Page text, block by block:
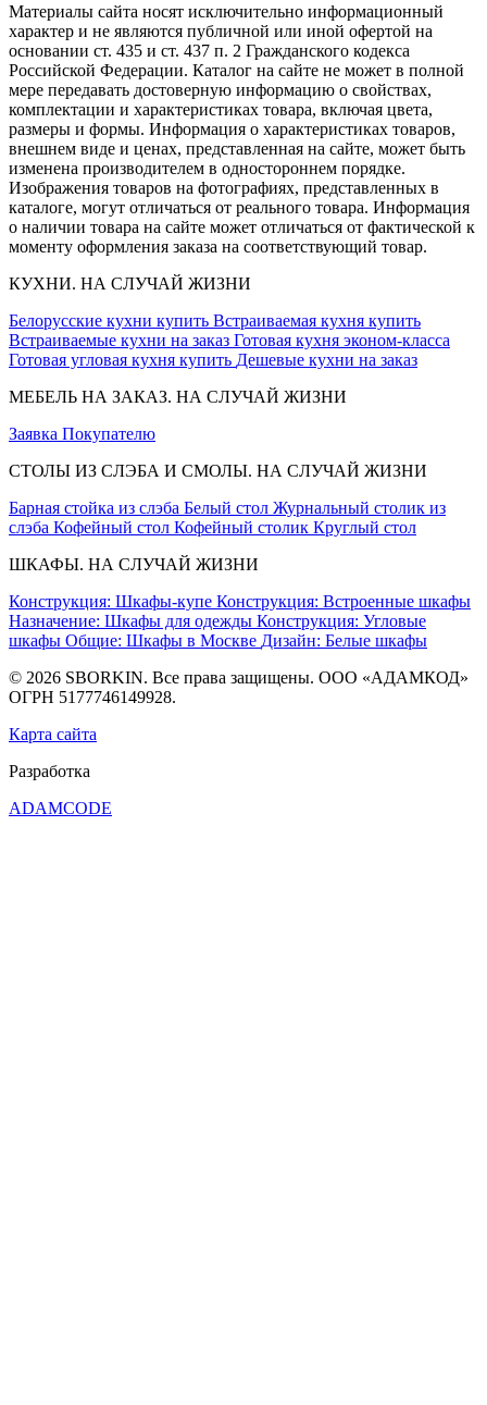
Материалы сайта носят исключительно информационный
характер и не являются публичной или иной офертой на
основании ст. 435 и ст. 437 п. 2 Гражданского кодекса
Российской Федерации. Каталог на сайте не может в полной
мере передавать достоверную информацию о свойствах,
комплектации и характеристиках товара, включая цвета,
размеры и формы. Информация о характеристиках товаров,
внешнем виде и ценах, представленная на сайте, может быть
изменена производителем в одностороннем порядке.
Изображения товаров на фотографиях, представленных в
каталоге, могут отличаться от реального товара. Информация
о наличии товара на сайте может отличаться от фактической к
моменту оформления заказа на соответствующий товар.
КУХНИ. НА СЛУЧАЙ ЖИЗНИ
Белорусские кухни купить Встраиваемая кухня купить
Встраиваемые кухни на заказ Готовая кухня эконом-класса
Готовая угловая кухня купить Дешевые кухни на заказ
МЕБЕЛЬ НА ЗАКАЗ. НА СЛУЧАЙ ЖИЗНИ
Заявка Покупателю
СТОЛЫ ИЗ СЛЭБА И СМОЛЫ. НА СЛУЧАЙ ЖИЗНИ
Барная стойка из слэба Белый стол Журнальный столик из
слэба Кофейный стол Кофейный столик Круглый стол
ШКАФЫ. НА СЛУЧАЙ ЖИЗНИ
Конструкция: Шкафы-купе Конструкция: Встроенные шкафы
Назначение: Шкафы для одежды Конструкция: Угловые
шкафы Общие: Шкафы в Москве Дизайн: Белые шкафы
© 2026 SBORKIN. Все права защищены. ООО «АДАМКОД»
ОГРН 5177746149928.
Карта сайта
Разработка
ADAMCODE